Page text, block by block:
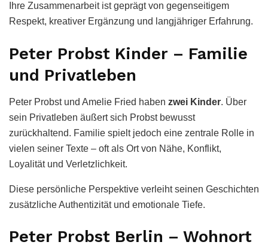
Ihre Zusammenarbeit ist geprägt von gegenseitigem
Respekt, kreativer Ergänzung und langjähriger Erfahrung.
Peter Probst Kinder – Familie
und Privatleben
Peter Probst und Amelie Fried haben zwei Kinder. Über
sein Privatleben äußert sich Probst bewusst
zurückhaltend. Familie spielt jedoch eine zentrale Rolle in
vielen seiner Texte – oft als Ort von Nähe, Konflikt,
Loyalität und Verletzlichkeit.
Diese persönliche Perspektive verleiht seinen Geschichten
zusätzliche Authentizität und emotionale Tiefe.
Peter Probst Berlin – Wohnort